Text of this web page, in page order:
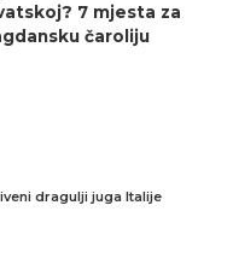
7 mjesta za
čaroliju
dragulji juga Italije